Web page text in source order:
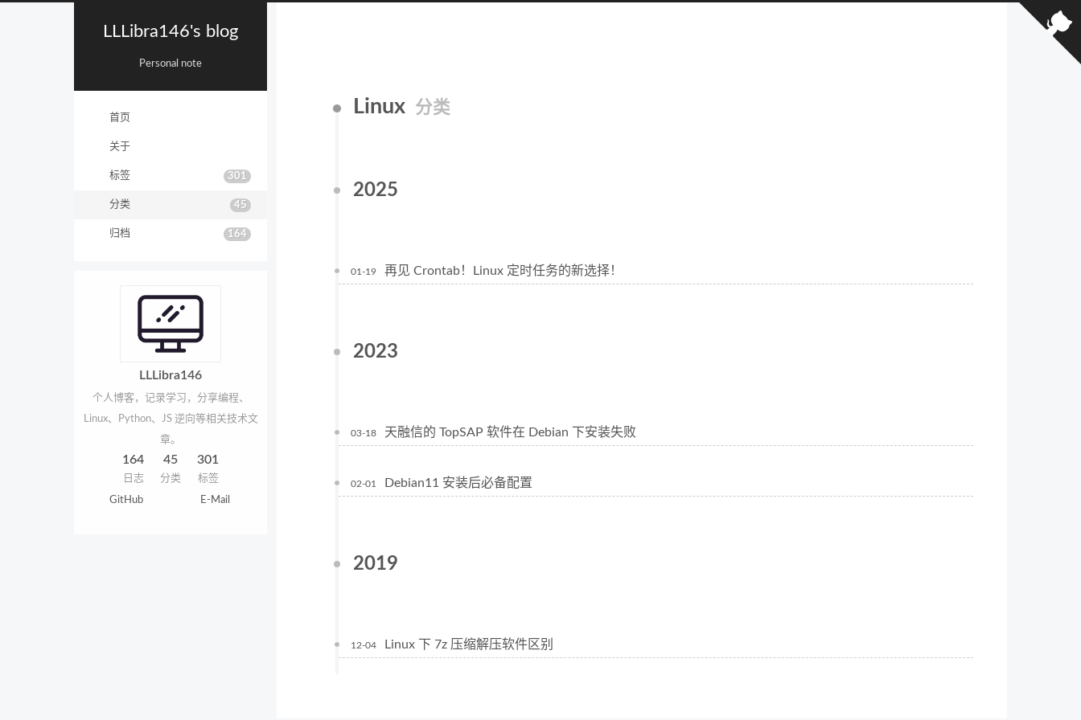
LLLibra146's blog
Personal note
首页
关于
标签 301
分类 45
归档 164
LLLibra146
个人博客，记录学习，分享编程、
Linux、Python、JS 逆向等相关技术文
章。
164
日志
45
分类
301
标签
GitHub E-Mail
Linux 分类
2025
01-19 再见 Crontab！Linux 定时任务的新选择！
2023
03-18 天融信的 TopSAP 软件在 Debian 下安装失败
02-01 Debian11 安装后必备配置
2019
12-04 Linux 下 7z 压缩解压软件区别